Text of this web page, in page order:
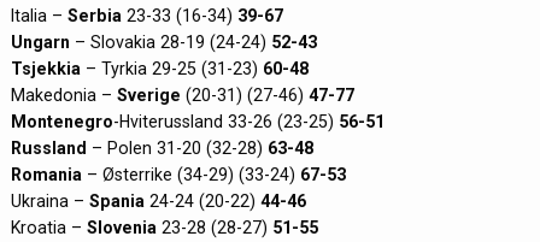
Italia – Serbia 23-33 (16-34) 39-67
Ungarn – Slovakia 28-19 (24-24) 52-43
Tsjekkia – Tyrkia 29-25 (31-23) 60-48
Makedonia – Sverige (20-31) (27-46) 47-77
Montenegro-Hviterussland 33-26 (23-25) 56-51
Russland – Polen 31-20 (32-28) 63-48
Romania – Østerrike (34-29) (33-24) 67-53
Ukraina – Spania 24-24 (20-22) 44-46
Kroatia – Slovenia 23-28 (28-27) 51-55